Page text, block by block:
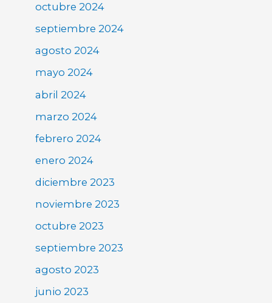
octubre 2024
septiembre 2024
agosto 2024
mayo 2024
abril 2024
marzo 2024
febrero 2024
enero 2024
diciembre 2023
noviembre 2023
octubre 2023
septiembre 2023
agosto 2023
junio 2023